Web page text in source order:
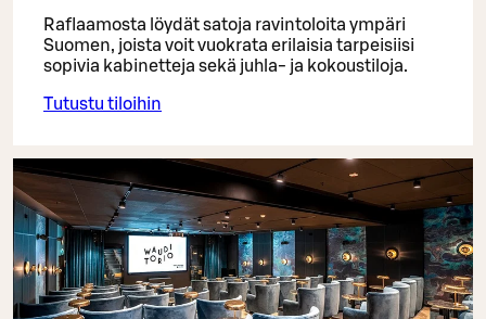
Raflaamosta löydät satoja ravintoloita ympäri
Suomen, joista voit vuokrata erilaisia tarpeisiisi
sopivia kabinetteja sekä juhla- ja kokoustiloja.
Tutustu tiloihin